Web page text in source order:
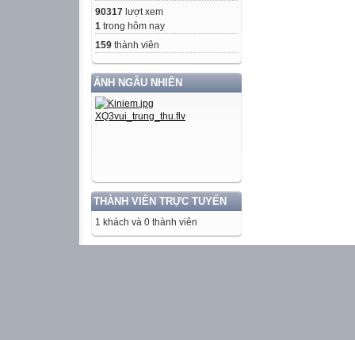
90317 lượt xem
1 trong hôm nay
159 thành viên
ẢNH NGẪU NHIÊN
THÀNH VIÊN TRỰC TUYẾN
1 khách và 0 thành viên